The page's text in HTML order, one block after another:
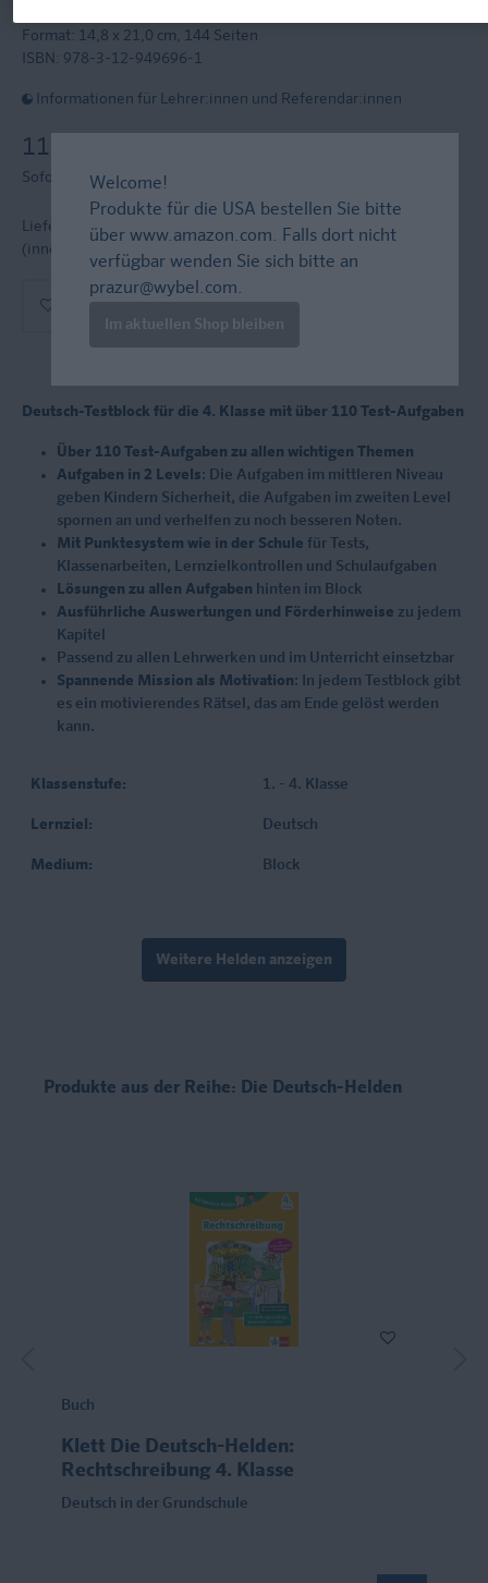
Format: 14,8 x 21,0 cm, 144 Seiten
ISBN: 978-3-12-949696-1
Informationen für Lehrer:innen und Referendar:innen
11,70 CHF
Sofort lieferbar
Lieferung bei Online-Bestellwert ab € 9,95
versandkostenfrei!
(innerh. Deutschlands)
In den Warenkorb
Deutsch-Testblock für die 4. Klasse mit über 110 Test-Aufgaben
Über 110 Test-Aufgaben zu allen wichtigen Themen
Aufgaben in 2 Levels: Die Aufgaben im mittleren Niveau
geben Kindern Sicherheit, die Aufgaben im zweiten Level
spornen an und verhelfen zu noch besseren Noten.
Mit Punktesystem wie in der Schule für Tests,
Klassenarbeiten, Lernzielkontrollen und Schulaufgaben
Lösungen zu allen Aufgaben hinten im Block
Ausführliche Auswertungen und Förderhinweise zu jedem
Kapitel
Passend zu allen Lehrwerken und im Unterricht einsetzbar
Spannende Mission als Motivation: In jedem Testblock gibt
es ein motivierendes Rätsel, das am Ende gelöst werden
kann.
Klassenstufe: 1. - 4. Klasse
Lernziel: Deutsch
Medium: Block
Weitere Helden anzeigen
Produkte aus der Reihe: Die Deutsch-Helden
Buch
Klett Die Deutsch-Helden:
Rechtschreibung 4. Klasse
Deutsch in der Grundschule
Welcome!
Produkte für die USA bestellen Sie bitte
über www.amazon.com. Falls dort nicht
verfügbar wenden Sie sich bitte an
prazur@wybel.com.
Im aktuellen Shop bleiben